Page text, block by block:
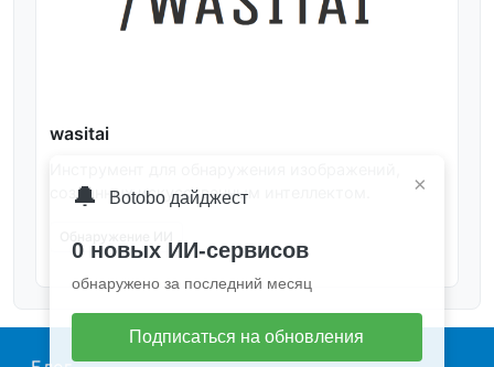
wasitai
созданных искусственным интеллектом.
Main navigation
×
🔔 Botobo дайджест
0 новых ИИ-сервисов
обнаружено за последний месяц
Подписаться на обновления